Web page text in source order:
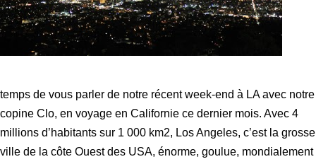
temps de vous parler de notre récent week-end à LA avec notre
copine Clo, en voyage en Californie ce dernier mois. Avec 4
millions d’habitants sur 1 000 km2, Los Angeles, c’est la grosse
ville de la côte Ouest des USA, énorme, goulue, mondialement